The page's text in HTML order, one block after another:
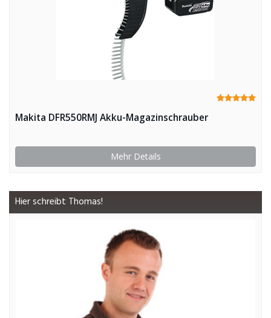
Makita DFR550RMJ Akku-Magazinschrauber
Mehr Details
Hier schreibt Thomas!